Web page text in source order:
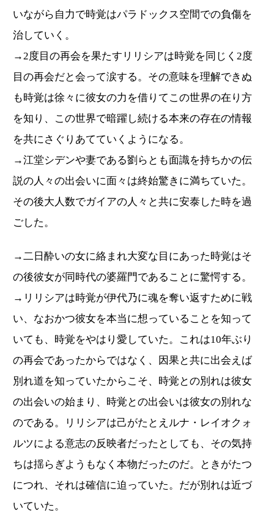
いながら自力で時覚はパラドックス空間での負傷を
治していく。
→2度目の再会を果たすリリシアは時覚を同じく2度
目の再会だと会って涙する。その意味を理解できぬ
も時覚は徐々に彼女の力を借りてこの世界の在り方
を知り、この世界で暗躍し続ける本来の存在の情報
を共にさぐりあてていくようになる。
→江堂シデンや妻である劉らとも面識を持ちかの伝
説の人々の出会いに面々は終始驚きに満ちていた。
その後大人数でガイアの人々と共に安泰した時を過
ごした。
→二日酔いの女に絡まれ大変な目にあった時覚はそ
の後彼女が同時代の婆羅門であることに驚愕する。
→リリシアは時覚が伊代乃に魂を奪い返すために戦
い、なおかつ彼女を本当に想っていることを知って
いても、時覚をやはり愛していた。これは10年ぶり
の再会であったからではなく、因果と共に出会えば
別れ道を知っていたからこそ、時覚との別れは彼女
の出会いの始まり、時覚との出会いは彼女の別れな
のである。リリシアは己がたとえルナ・レイオクォ
ルツによる意志の反映者だったとしても、その気持
ちは揺らぎようもなく本物だったのだ。ときがたつ
につれ、それは確信に迫っていた。だが別れは近づ
いていた。